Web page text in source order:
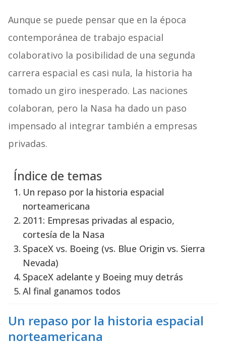
Aunque se puede pensar que en la época
contemporánea de trabajo espacial
colaborativo la posibilidad de una segunda
carrera espacial es casi nula, la historia ha
tomado un giro inesperado. Las naciones
colaboran, pero la Nasa ha dado un paso
impensado al integrar también a empresas
privadas.
Índice de temas
Un repaso por la historia espacial
norteamericana
2011: Empresas privadas al espacio,
cortesía de la Nasa
SpaceX vs. Boeing (vs. Blue Origin vs. Sierra
Nevada)
SpaceX adelante y Boeing muy detrás
Al final ganamos todos
Un repaso por la historia espacial
norteamericana